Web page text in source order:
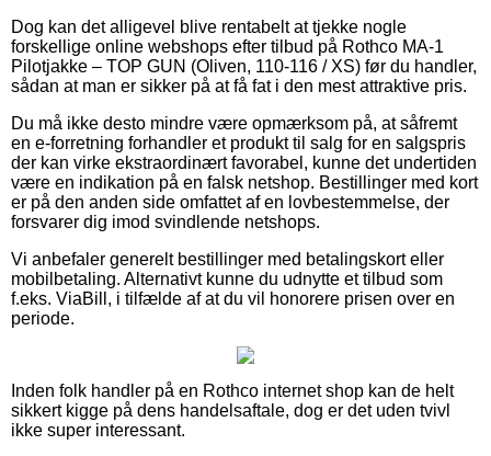
Dog kan det alligevel blive rentabelt at tjekke nogle
forskellige online webshops efter tilbud på Rothco MA-1
Pilotjakke – TOP GUN (Oliven, 110-116 / XS) før du handler,
sådan at man er sikker på at få fat i den mest attraktive pris.
Du må ikke desto mindre være opmærksom på, at såfremt
en e-forretning forhandler et produkt til salg for en salgspris
der kan virke ekstraordinært favorabel, kunne det undertiden
være en indikation på en falsk netshop. Bestillinger med kort
er på den anden side omfattet af en lovbestemmelse, der
forsvarer dig imod svindlende netshops.
Vi anbefaler generelt bestillinger med betalingskort eller
mobilbetaling. Alternativt kunne du udnytte et tilbud som
f.eks. ViaBill, i tilfælde af at du vil honorere prisen over en
periode.
Inden folk handler på en Rothco internet shop kan de helt
sikkert kigge på dens handelsaftale, dog er det uden tvivl
ikke super interessant.